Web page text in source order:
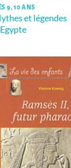
9, 10 ANS
et légendes